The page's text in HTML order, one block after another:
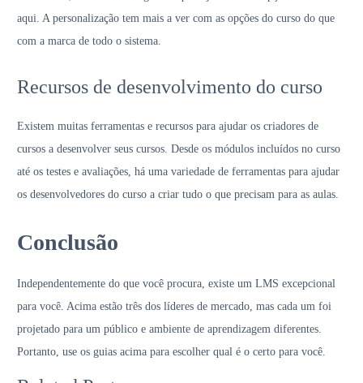
aqui. A personalização tem mais a ver com as opções do curso do que
com a marca de todo o sistema.
Recursos de desenvolvimento do curso
Existem muitas ferramentas e recursos para ajudar os criadores de
cursos a desenvolver seus cursos. Desde os módulos incluídos no curso
até os testes e avaliações, há uma variedade de ferramentas para ajudar
os desenvolvedores do curso a criar tudo o que precisam para as aulas.
Conclusão
Independentemente do que você procura, existe um LMS excepcional
para você. Acima estão três dos líderes de mercado, mas cada um foi
projetado para um público e ambiente de aprendizagem diferentes.
Portanto, use os guias acima para escolher qual é o certo para você.